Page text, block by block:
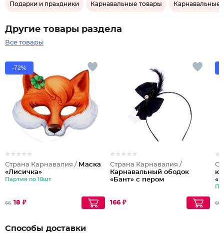
Подарки и праздники Карнавальные товары Карнавальные
Другие товары раздела
Все товары
-72%
Страна Карнавалия / Маска
«Лисичка»
Партия по 10шт
66 18 ₽
Страна Карнавалия /
Карнавальный ободок
«Бант» с пером
166 ₽ 66
Способы доставки